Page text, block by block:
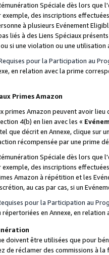
Spéciale dès lors
des inscriptions
à plusieurs Evénement
liés à des Liens Spéciaux
si une violation ou une utilisation
pour la Participation au
en relation avec la prime
Primes Amazon
primes Amazon peuvent avoir lieu
4(b) en lien avec les «
que décrit en Annexe, clique sur
récompensée par une prime
Spéciale dès lors
des inscriptions
Amazon à répétition et les
au cas par cas, si un
pour la Participation au
en Annexe, en
doivent être utilisées que pour
de réclamer des commissions à